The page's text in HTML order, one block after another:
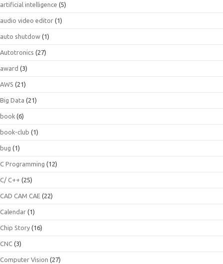
artificial intelligence (5)
audio video editor (1)
auto shutdow (1)
Autotronics (27)
award (3)
AWS (21)
Big Data (21)
book (6)
book-club (1)
bug (1)
C Programming (12)
C/ C++ (25)
CAD CAM CAE (22)
Calendar (1)
Chip Story (16)
CNC (3)
Computer Vision (27)